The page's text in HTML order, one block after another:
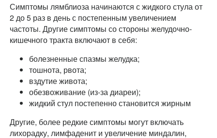
Симптомы лямблиоза начинаются с жидкого стула от
2 до 5 раз в день с постепенным увеличением
частоты. Другие симптомы со стороны желудочно-
кишечного тракта включают в себя:
болезненные спазмы желудка;
тошнота, рвота;
вздутие живота;
обезвоживание (из-за диареи);
жидкий стул постепенно становится жирным
Другие, более редкие симптомы могут включать
лихорадку, лимфаденит и увеличение миндалин,